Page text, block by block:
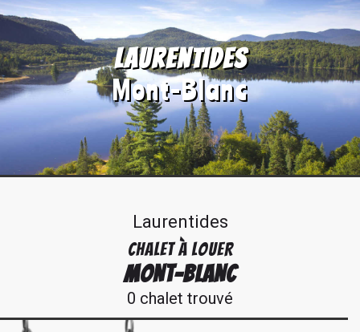
Laurentides
Mont-Blanc
Laurentides
CHALET À LOUER
MONT-BLANC
0 chalet trouvé